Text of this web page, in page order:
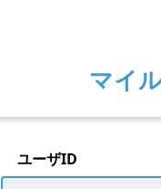
マイ
ユーザID